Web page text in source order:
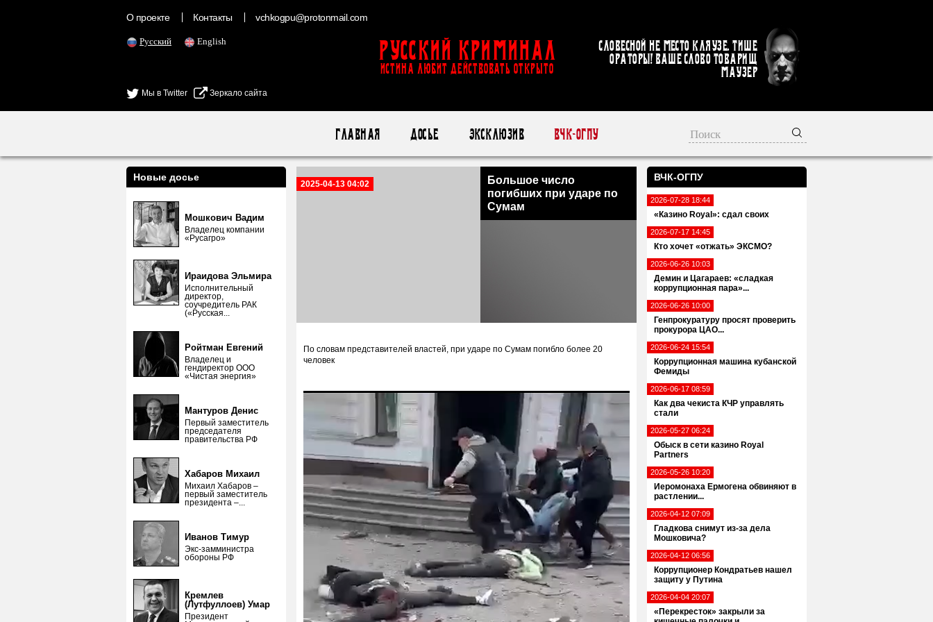
О проекте Контакты vchkogpu@protonmail.com
Русский English
Мы в Twitter Зеркало сайта
Русский Криминал
ИСТИНА ЛЮБИТ ДЕЙСТВОВАТЬ ОТКРЫТО
Словесной не место кляузе. Тише
ораторы! Ваше слово товарищ
Маузер
Главная Досье Эксклюзив ВЧК-ОГПУ
ВЧК-ОГПУ
2026-07-28 18:44
«Казино Royal»: сдал своих
2026-07-17 14:45
Кто хочет «отжать» ЭКСМО?
2026-06-26 10:03
Демин и Цагараев: «сладкая
коррупционная пара»...
2026-06-26 10:00
Генпрокуратуру просят проверить
прокурора ЦАО...
2026-06-24 15:54
Коррупционная машина кубанской
Фемиды
2026-06-17 08:59
Как два чекиста КЧР управлять
стали
2026-05-27 06:24
Обыск в сети казино Royal
Partners
2026-05-26 10:20
Иеромонаха Ермогена обвиняют в
растлении...
2026-04-12 07:09
Гладкова снимут из-за дела
Мошковича?
2026-04-12 06:56
Коррупционер Кондратьев нашел
защиту у Путина
2026-04-04 20:07
«Перекресток» закрыли за
Новые досье
Мошкович Вадим
Владелец компании
«Русагро»
Ираидова Эльмира
Исполнительный
директор,
соучредитель РАК
(«Русская...
Ройтман Евгений
Владелец и
гендиректор ООО
«Чистая энергия»
Мантуров Денис
Первый заместитель
председателя
правительства РФ
Хабаров Михаил
Михаил Хабаров –
первый заместитель
президента –...
Иванов Тимур
Экс-замминистра
обороны РФ
Кремлев
(Лутфуллоев) Умар
Президент
2025-04-13 04:02
Большое число
погибших при ударе по
Сумам
По словам представителей властей, при ударе по Сумам погибло более 20
человек